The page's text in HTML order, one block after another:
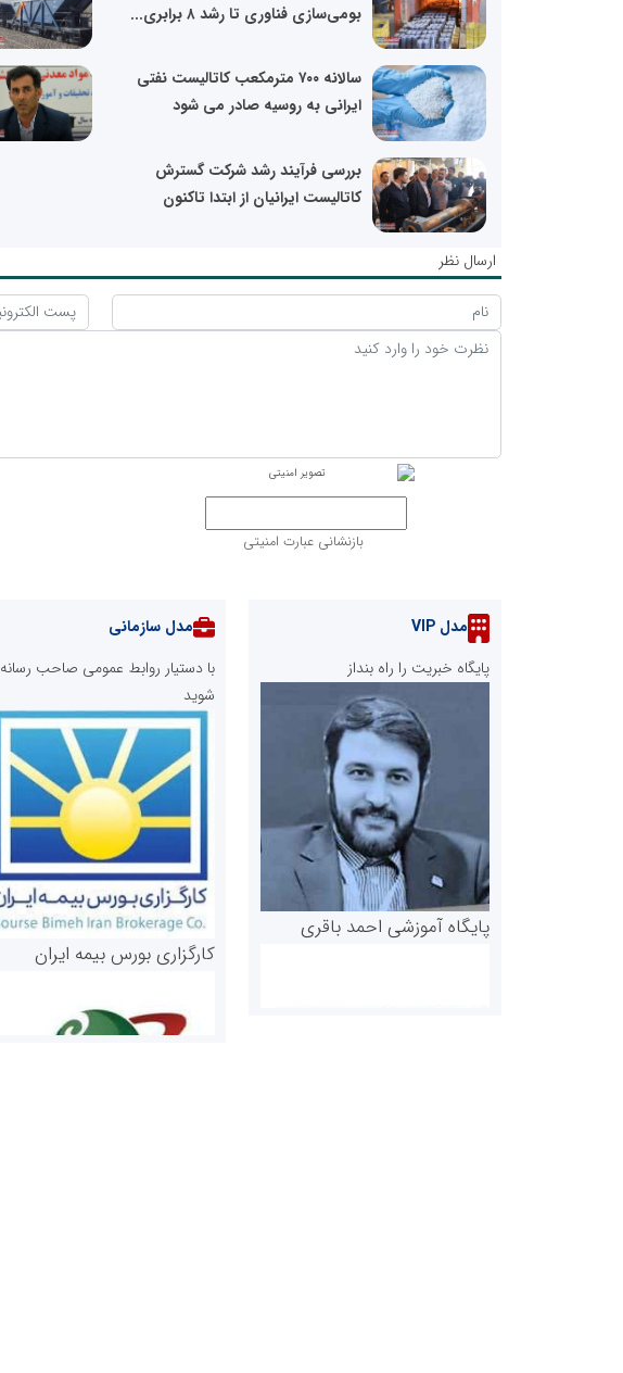
بومی‌سازی فناوری تا رشد ۸ برابری...
سالانه ۷۰۰ مترمکعب کاتالیست نفتی
ایرانی به روسیه صادر می شود
بررسی فرآیند رشد شرکت گسترش
کاتالیست ایرانیان از ابتدا تاکنون
ارسال نظر
بازنشانی عبارت امنیتی
مدل VIP
پایگاه خبریت را راه بنداز
پایگاه آموزشی احمد باقری
مدل سازمانی
با دستیار روابط عمومی صاحب رسانه
شوید
کارگزاری بورس بیمه ایران